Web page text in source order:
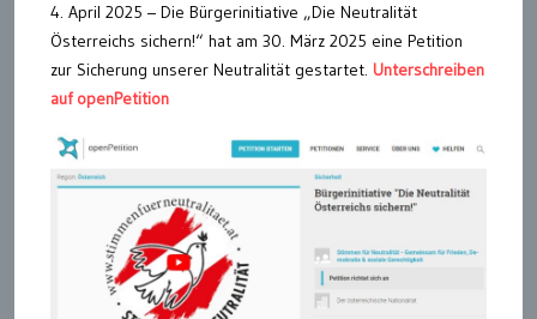
4. April 2025 – Die Bürgerinitiative „Die Neutralität
Österreichs sichern!“ hat am 30. März 2025 eine Petition
zur Sicherung unserer Neutralität gestartet. Unterschreiben
auf openPetition